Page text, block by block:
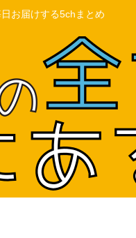
お届けする5chまとめ